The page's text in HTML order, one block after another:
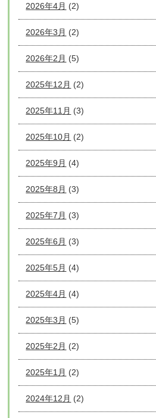
2026年4月 (2)
2026年3月 (2)
2026年2月 (5)
2025年12月 (2)
2025年11月 (3)
2025年10月 (2)
2025年9月 (4)
2025年8月 (3)
2025年7月 (3)
2025年6月 (3)
2025年5月 (4)
2025年4月 (4)
2025年3月 (5)
2025年2月 (2)
2025年1月 (2)
2024年12月 (2)